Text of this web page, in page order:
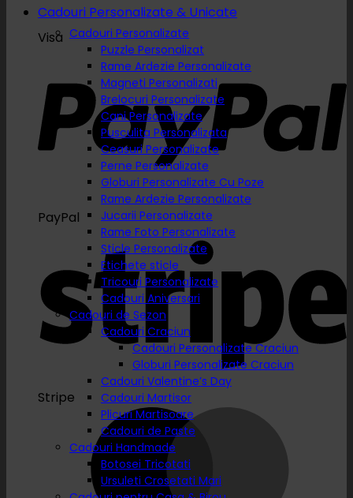
Visa
PayPal
Stripe
Cadouri Personalizate & Unicate
Cadouri Personalizate
Puzzle Personalizat
Rame Ardezie Personalizate
Magneti Personalizati
Brelocuri Personalizate
Cani Personalizate
Pusculita Personalizata
Ceasuri Personalizate
Perne Personalizate
Globuri Personalizate Cu Poze
Rame Ardezie Personalizate
Jucarii Personalizate
Rame Foto Personalizate
Sticle Personalizate
Etichete sticle
Tricouri Personalizate
Cadouri Aniversari
Cadouri de Sezon
Cadouri Craciun
Cadouri Personalizate Craciun
Globuri Personalizate Craciun
Cadouri Valentine’s Day
Cadouri Martisor
Plicuri Martisoare
Cadouri de Paste
Cadouri Handmade
Botosei Tricotati
Ursuleti Crosetati Mari